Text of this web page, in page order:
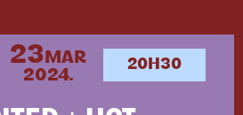
23 MAR
2024.
20H30